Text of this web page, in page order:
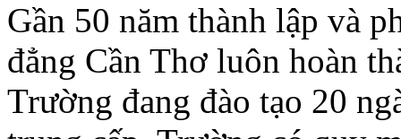
Gần 50 năm thành lập và
đẳng Cần Thơ luôn hoàn
Trường đang đào tạo 20